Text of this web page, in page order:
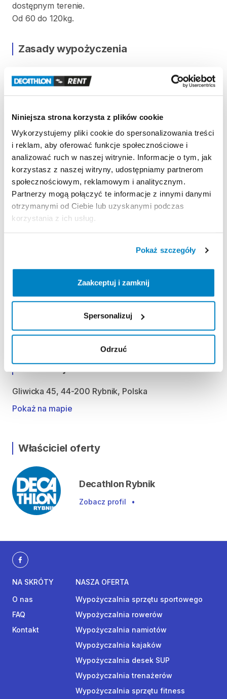
Niniejsza strona korzysta z plików cookie
Wykorzystujemy pliki cookie do spersonalizowania treści
i reklam, aby oferować funkcje społecznościowe i
analizować ruch w naszej witrynie. Informacje o tym, jak
korzystasz z naszej witryny, udostępniamy partnerom
społecznościowym, reklamowym i analitycznym.
Partnerzy mogą połączyć te informacje z innymi danymi
otrzymanymi od Ciebie lub uzyskanymi podczas
korzystania z ich usług.
Pokaż szczegóły
Zaakceptuj i zamknij
Spersonalizuj
Odrzuć
dostępnym terenie.
Od 60 do 120kg.
Zasady wypożyczenia
REGULAMIN
KAUCJA
Nie pobieramy kaucji za wypożyczenie tego
produktu
ODBIÓR I ZWROT SPRZĘTU
Poniedziałek: 9:00 - 21:00
Wtorek: 9:00 - 21:00
Sobota: 9:00 - 21:00
Niedziela handlowa: 10:00 - 20:00
otwarcia sklepu.
Lokalizacja
Gliwicka 45, 44-200 Rybnik, Polska
Pokaż na mapie
Właściciel oferty
Decathlon Rybnik
Zobacz profil •
NA SKRÓTY
O nas
FAQ
Kontakt
NASZA OFERTA
Wypożyczalnia sprzętu sportowego
Wypożyczalnia rowerów
Wypożyczalnia namiotów
Wypożyczalnia kajaków
Wypożyczalnia desek SUP
Wypożyczalnia trenażerów
Wypożyczalnia sprzętu fitness